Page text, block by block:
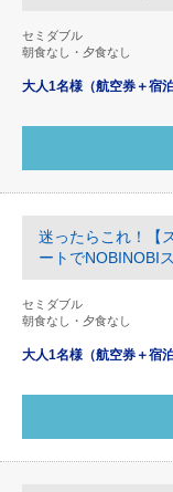
セミダブル
朝食なし・夕食なし
大人1名様（航空券＋宿
迷ったらこれ！【
ートでNOBINOBI
セミダブル
朝食なし・夕食なし
大人1名様（航空券＋宿